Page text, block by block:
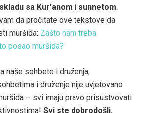
sa Kur’anom i sunnetom.
da pročitate ove tekstove da
muršida: Zašto nam treba
posao muršida?
naše sohbete i druženja,
i druženje nije uvjetovano
– svi imaju pravo prisustvovati
Svi ste dobrodošli.